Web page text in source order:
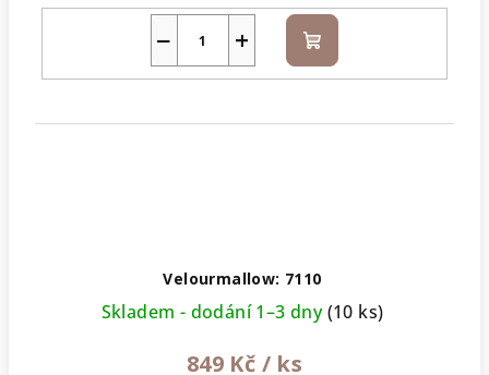
+
− Do
košíku
Velourmallow: 7110
Skladem - dodání 1–3 dny(10 ks)
849 Kč / ks